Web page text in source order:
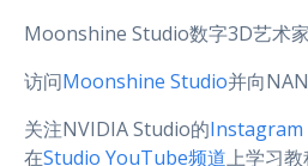
Moonshine Studio数字3D艺术家
访问Moonshine Studio并向
关注NVIDIA Studio的Instagram
在Studio YouTube频道上学习